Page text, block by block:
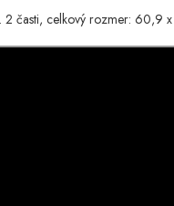
2 časti, celkový rozmer: 60,9